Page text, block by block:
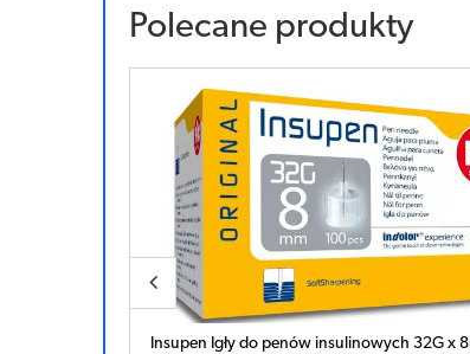
Polecane produkty
Insupen Igły do penów insulinowych 32G x